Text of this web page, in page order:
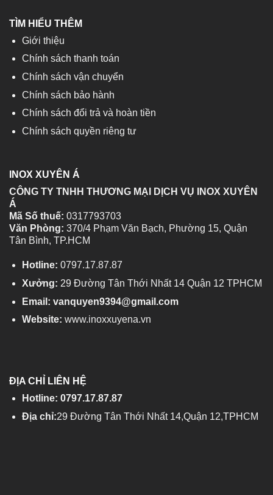
TÌM HIỂU THÊM
Giới thiệu
Chính sách thanh toán
Chính sách vận chuyển
Chính sách bảo hành
Chính sách đổi trả và hoàn tiền
Chính sách quyền riêng tư
INOX XUYÊN Á
CÔNG TY TNHH THƯƠNG MẠI DỊCH VỤ INOX XUYÊN
Á
Mã Số thuế: 0317793703
Văn Phòng: 370/4 Phạm Văn Bạch, Phường 15, Quận
Tân Bình, TP.HCM
Hotline: 0797.17.87.87
Xưởng: 29 Đường Tân Thới Nhất 14 Quận 12 TPHCM
Email: vanquyen9394@gmail.com
Website: www.inoxxuyena.vn
ĐỊA CHỈ LIÊN HỆ
Hotline: 0797.17.87.87
Địa chỉ:29 Đường Tân Thới Nhất 14,Quận 12,TPHCM